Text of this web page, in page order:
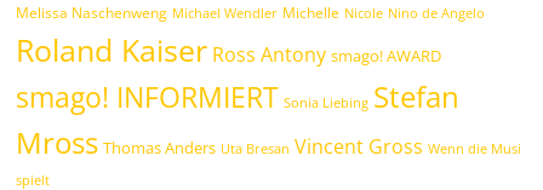
Melissa Naschenweng Michael Wendler Michelle Nicole Nino de Angelo
Roland Kaiser Ross Antony smago! AWARD
smago! INFORMIERT Sonia Liebing Stefan
Mross Thomas Anders Uta Bresan Vincent Gross Wenn die Musi
spielt